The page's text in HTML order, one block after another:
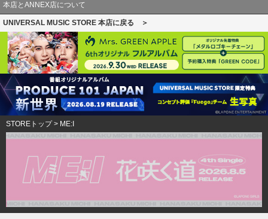
本店とANNEX店について
UNIVERSAL MUSIC STORE 本店に戻る ＞
STOREトップ> ME:I